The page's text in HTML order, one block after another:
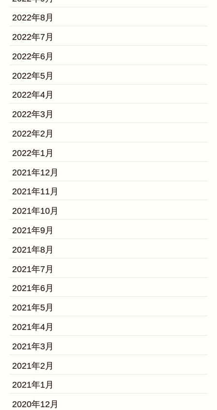
2022年8月
2022年7月
2022年6月
2022年5月
2022年4月
2022年3月
2022年2月
2022年1月
2021年12月
2021年11月
2021年10月
2021年9月
2021年8月
2021年7月
2021年6月
2021年5月
2021年4月
2021年3月
2021年2月
2021年1月
2020年12月